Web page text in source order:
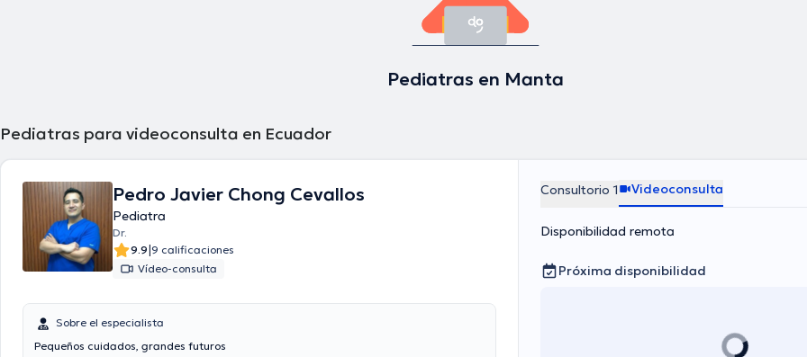
Pediatras en Manta
Pediatras para videoconsulta en Ecuador
Pedro Javier Chong Cevallos
Pediatra
Dr.
9.9|9 calificaciones
Vídeo-consulta
Sobre el especialista
Pequeños cuidados, grandes futuros
Consultorio 1 Videoconsulta
Disponibilidad remota
Próxima disponibilidad